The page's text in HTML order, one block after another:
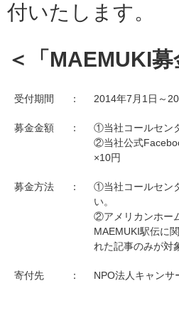
付いたします。
＜「 MAEMUKI募
受付期間 2014年7月1日～
募金金額
①当社コールセン
②当社公式
×10円
募金方法
①当社コールセン
い。
②アメリカンホー
MAEMUKI駅伝に
れた記事のみが対
寄付先 NPO法人キャンサ